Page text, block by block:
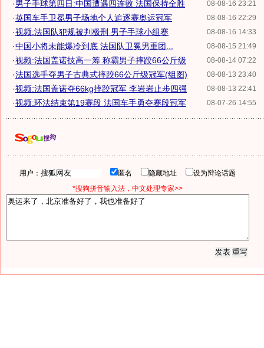
08-08-16 23:21
·男子手球第四日:中国遭遇四连败 法国保持全胜
08-08-16 22:29
·英国车手卫冕男子场地个人追逐赛奥运冠军
08-08-16 14:33
·视频:法国队犯规被判极刑 男子手球小组赛
08-08-15 21:49
·中国小将未能爆冷到底 法国队卫冕男重团...
08-08-14 07:22
·视频:法国盖诺技高一筹 称霸男子摔跤66公斤级
08-08-13 23:40
·法国选手夺男子古典式摔跤66公斤级冠军(组图)
08-08-13 22:41
·视频:法国盖诺夺66kg摔跤冠军 李岩岩止步四强
08-07-26 14:55
·视频:环法结束第19赛段 法国车手勇夺赛段冠军
用户： 匿名 隐藏地址
设为辩论话题
*搜狗拼音输入法，中文处理专家>>